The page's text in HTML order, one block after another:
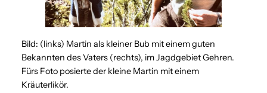
Bild: (links) Martin als kleiner Bub mit einem guten
Bekannten des Vaters (rechts), im Jagdgebiet Gehren.
Fürs Foto posierte der kleine Martin mit einem
Kräuterlikör.